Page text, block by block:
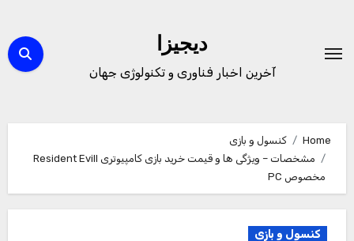
content
دیجیزا
آخرین اخبار فناوری و تکنولوژی جهان
Home
کنسول و بازی
مشخصات – ویژگی ها و قیمت خرید بازی کامپیوتری Resident Evill
مخصوص PC
کنسول و بازی